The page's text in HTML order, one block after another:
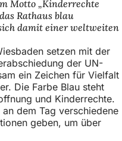
Motto „Kinderrechte
Rathaus blau
damit einer weltweiten
setzen mit der
der UN-
ein Zeichen für Vielfalt
Die Farbe Blau steht
und Kinderrechte.
dem Tag verschiedene
geben, um über